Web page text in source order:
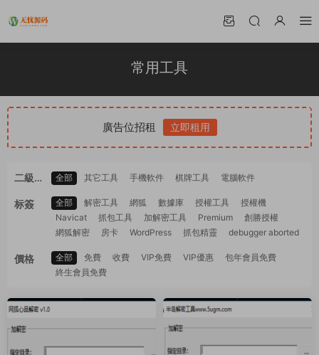
常用工具
廣告位招租 立即租用
二級分
全部 其它工具 手機軟件 棋牌工具 電腦軟件
标簽 全部 解密工具 網狐 數據庫 授權工具
授權機
Navicat
抓包工具 加解密工具 Premium
創勝授權
網狐解密
房卡 WordPress 抓包精靈 debugger aborted
價格 全部 免費 收費 VIP免費 VIP優惠
包年會員免費
終生會員免費